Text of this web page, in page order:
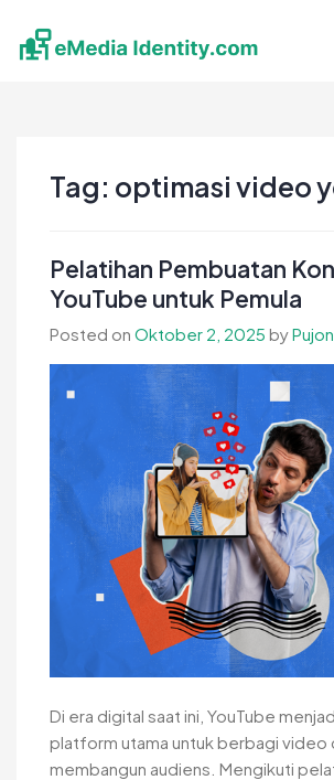
content
Tag: optimasi video
Pelatihan Pembuatan
YouTube untuk Pemula
Posted on Oktober 2, 2025 by
Di era digital saat ini, YouTube
platform utama untuk berbagi video
membangun audiens. Mengikuti